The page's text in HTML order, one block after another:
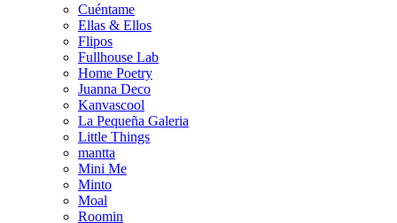
Cuéntame
Ellas & Ellos
Flipos
Fullhouse Lab
Home Poetry
Juanna Deco
Kanvascool
La Pequeña Galeria
Little Things
mantta
Mini Me
Minto
Moal
Roomin